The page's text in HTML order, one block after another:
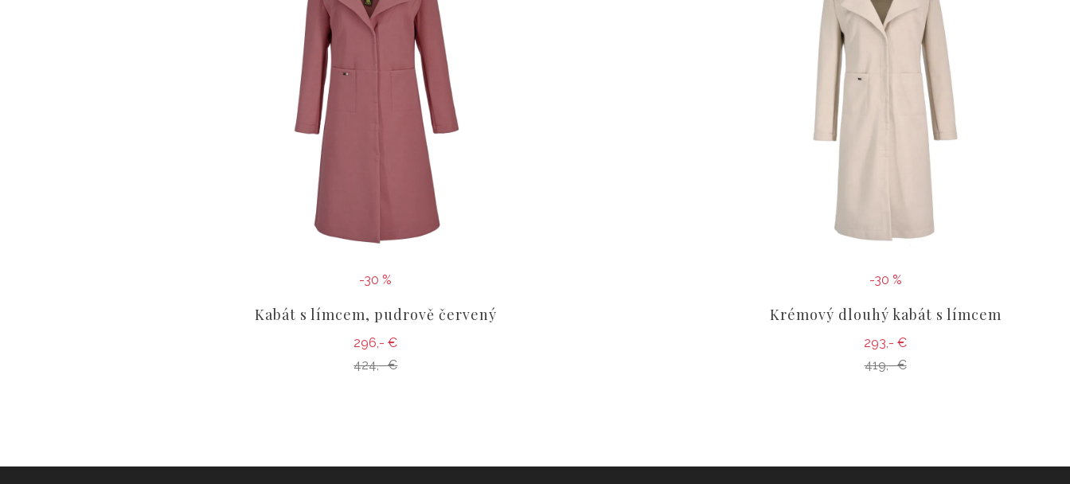
-30 %
Kabát s límcem, pudrově červený
296,- €
424,- €
-30 %
Krémový dlouhý kabát s límcem
293,- €
419,- €